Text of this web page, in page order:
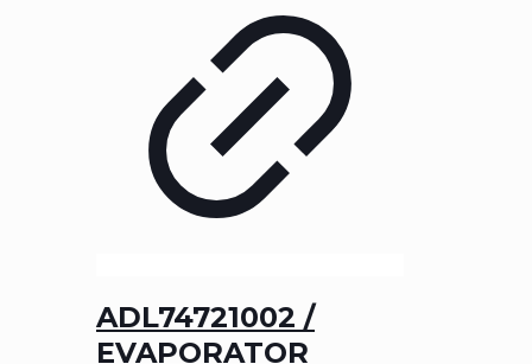
ADL74721002 /
EVAPORATOR